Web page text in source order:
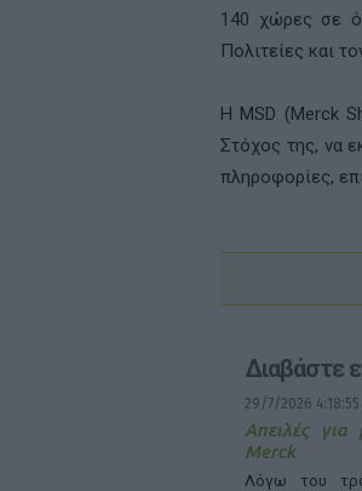
140 χώρες σε
Πολιτείες και
Η MSD (Merck
Στόχος της, να
πληροφορίες,
Διαβάστε
29/7/2026 4:18:55
Απειλές
Merck
Λόγω του